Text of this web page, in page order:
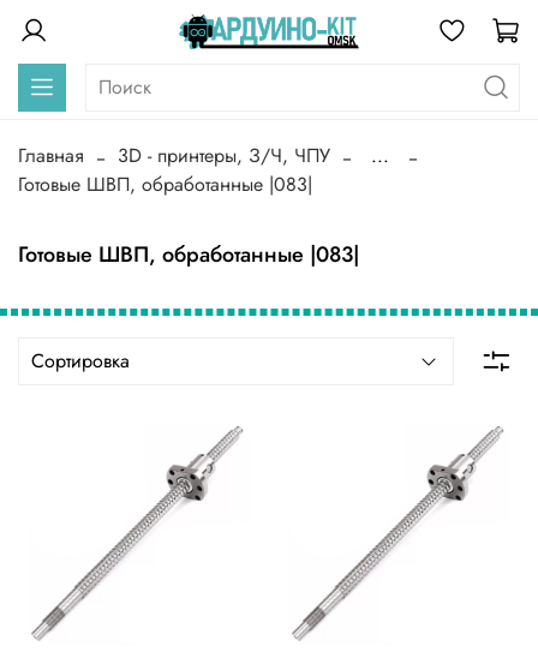
Главная 3D - принтеры, З/Ч, ЧПУ
...
Готовые ШВП, обработанные |083|
Готовые ШВП, обработанные |083|